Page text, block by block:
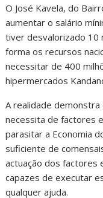
O José Kavela, do
aumentar o salário
tiver desvalorizado 10
forma os recursos
necessitar de 400
hipermercados
A realidade
necessita de factores
parasitar a Economia
suficiente de
actuação dos factores
capazes de executar
qualquer ajuda.